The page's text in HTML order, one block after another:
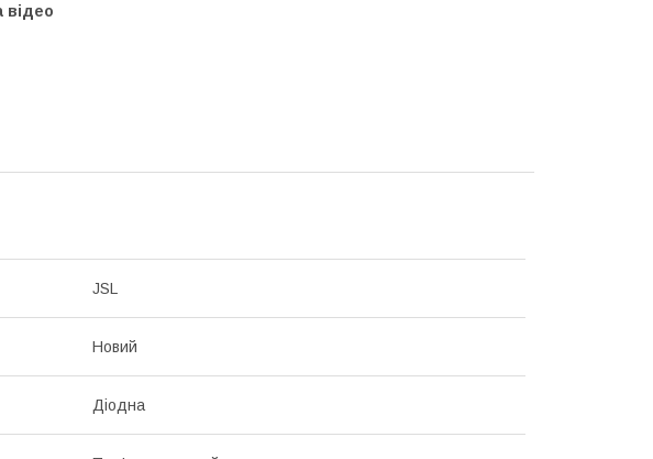
відео
JSL
Новий
Діодна